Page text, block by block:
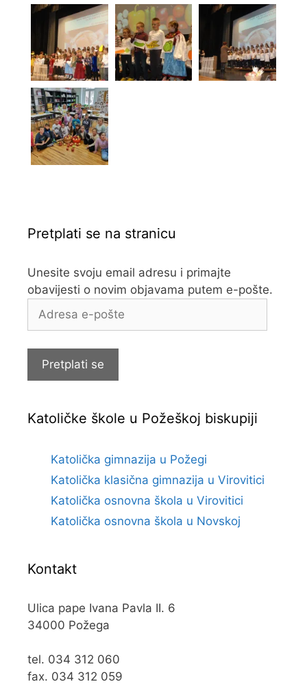
Pretplati se na stranicu
Unesite svoju email adresu i primajte
obavijesti o novim objavama putem e-pošte.
Adresa
Pretplati se
Katoličke škole u Požeškoj biskupiji
Katolička gimnazija u Požegi
Katolička klasična gimnazija u Virovitici
Katolička osnovna škola u Virovitici
Katolička osnovna škola u Novskoj
Kontakt
Ulica pape Ivana Pavla II. 6
34000 Požega
tel. 034 312 060
fax. 034 312 059